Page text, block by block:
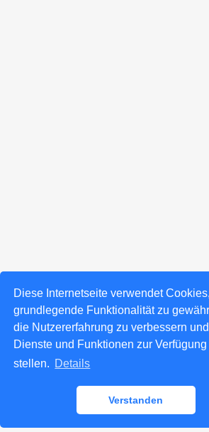
Diese Internetseite verwendet
grundlegende Funktionalität zu
die Nutzererfahrung zu verbessern
Dienste und Funktionen zur Verfügung
stellen. Details
Verstanden